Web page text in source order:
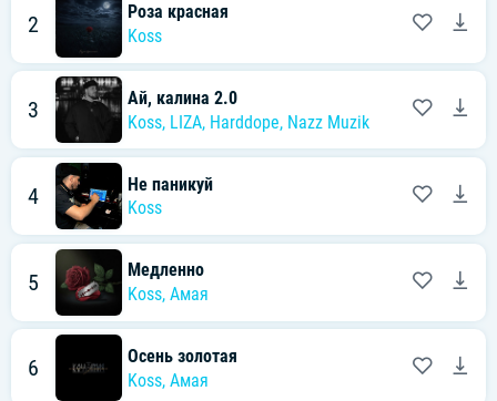
2
Роза красная
Koss
3
Ай, калина 2.0
Koss, LIZA, Harddope, Nazz Muzik
4
Не паникуй
Koss
5
Медленно
Koss, Амая
6
Осень золотая
Koss, Амая